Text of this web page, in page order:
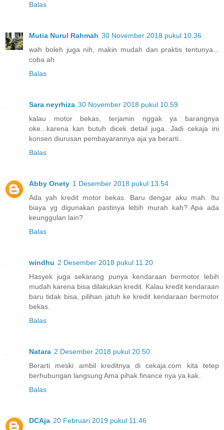
Balas
Mutia Nurul Rahmah 30 November 2018 pukul 10.36
wah boleh juga nih, makin mudah dan praktis tentunya...
coba ah
Balas
Sara neyrhiza 30 November 2018 pukul 10.59
kalau motor bekas, terjamin nggak ya barangnya
oke...karena kan butuh dicek detail juga. Jadi cekaja ini
konsen diurusan pembayarannya aja ya berarti..
Balas
Abby Onety 1 Desember 2018 pukul 13.54
Ada yah kredit motor bekas. Baru dengar aku mah. Itu
biaya yg digunakan pastinya lebih murah kah? Apa ada
keunggulan lain?
Balas
windhu 2 Desember 2018 pukul 11.20
Hasyek juga sekarang punya kendaraan bermotor lebih
mudah karena bisa dilakukan kredit. Kalau kredit kendaraan
baru tidak bisa, pilihan jatuh ke kredit kendaraan bermotor
bekas.
Balas
Natara 2 Desember 2018 pukul 20.50
Berarti meski ambil kreditnya di cekaja.com kita tetep
berhubungan langsung Ama pihak finance nya ya kak..
Balas
DCAja 20 Februari 2019 pukul 11.46